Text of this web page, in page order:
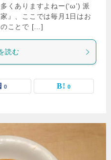
くありますよねー(‘ω’) 派
』、ここでは毎月1日はお
のことで […]
読む
0 0